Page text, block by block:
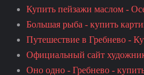
Купить пейзажи маслом -
Большая рыба - купить
Путешествие в Гребнево -
Официальный сайт
Оно одно - Гребнево -